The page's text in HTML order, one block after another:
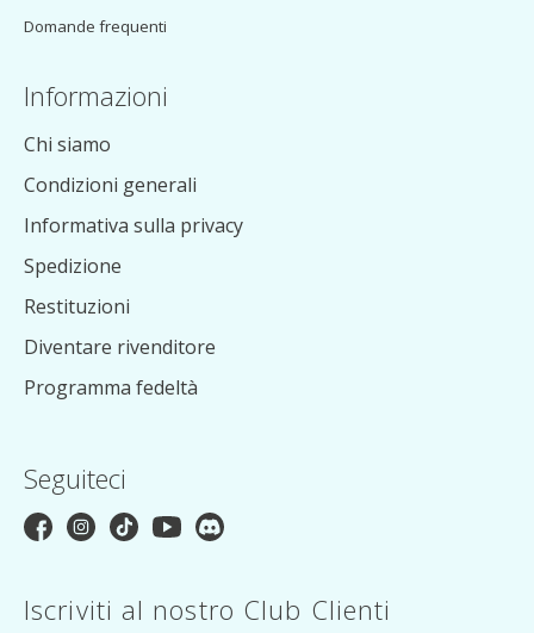
Domande frequenti
Informazioni
Chi siamo
Condizioni generali
Informativa sulla privacy
Spedizione
Restituzioni
Diventare rivenditore
Programma fedeltà
Seguiteci
Iscriviti al nostro Club Clienti